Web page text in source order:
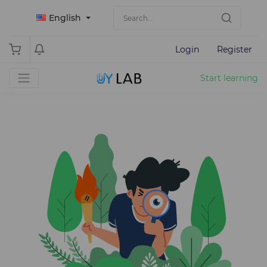
English
Login Register
Start learning